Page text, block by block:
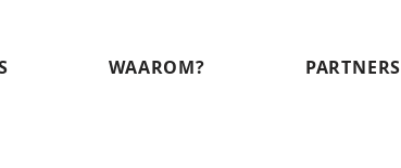
WAAROM? PARTNERS